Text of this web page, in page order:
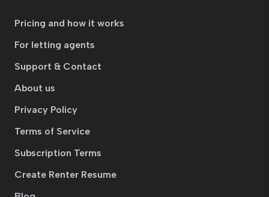
Pricing and how it works
For letting agents
Support & Contact
About us
Privacy Policy
Terms of Service
Subscription Terms
Create Renter Resume